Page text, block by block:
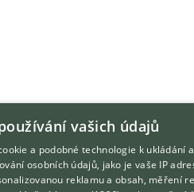
vašich údajů
a podobné technologie k ukládání
osobních údajů, jako je vaše IP
reklamu a obsah, měření